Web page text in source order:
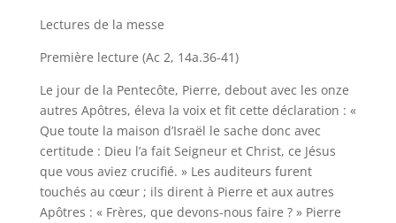
Lectures de la messe
Première lecture (Ac 2, 14a.36-41)
Le jour de la Pentecôte, Pierre, debout avec les onze
autres Apôtres, éleva la voix et fit cette déclaration : «
Que toute la maison d’Israël le sache donc avec
certitude : Dieu l’a fait Seigneur et Christ, ce Jésus
que vous aviez crucifié. » Les auditeurs furent
touchés au cœur ; ils dirent à Pierre et aux autres
Apôtres : « Frères, que devons-nous faire ? » Pierre